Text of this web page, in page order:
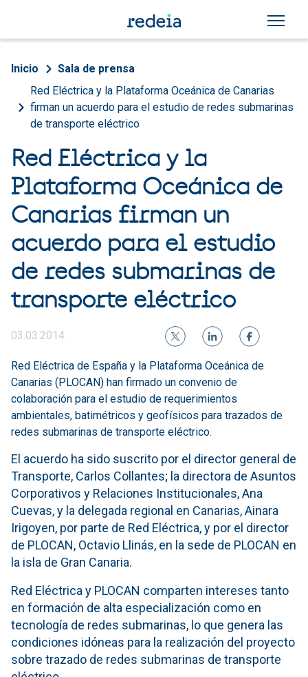
Sobrescribir enlaces de
Inicio
Sala de prensa
Red Eléctrica y la Plataforma Oceánica de Canarias
firman un acuerdo para el estudio de redes submarinas
de transporte eléctrico
Red Eléctrica y la
Plataforma Oceánica de
Canarias firman un
acuerdo para el estudio
de redes submarinas de
transporte eléctrico
03.03.2014
Red Eléctrica de España y la Plataforma Oceánica de
Canarias (PLOCAN) han firmado un convenio de
colaboración para el estudio de requerimientos
ambientales, batimétricos y geofísicos para trazados de
redes submarinas de transporte eléctrico.
El acuerdo ha sido suscrito por el director general de
Transporte, Carlos Collantes; la directora de Asuntos
Corporativos y Relaciones Institucionales, Ana
Cuevas, y la delegada regional en Canarias, Ainara
Irigoyen, por parte de Red Eléctrica, y por el director
de PLOCAN, Octavio Llinás, en la sede de PLOCAN en
la isla de Gran Canaria.
Red Eléctrica y PLOCAN comparten intereses tanto
en formación de alta especialización como en
tecnología de redes submarinas, lo que genera las
condiciones idóneas para la realización del proyecto
sobre trazado de redes submarinas de transporte